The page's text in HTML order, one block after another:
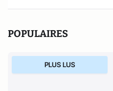
POPULAIRES
PLUS LUS